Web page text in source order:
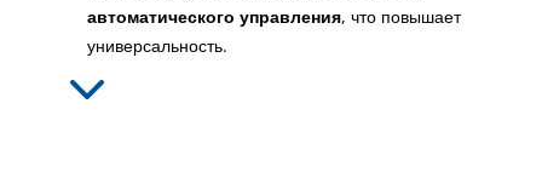
автоматического управления, что повышает
универсальность.